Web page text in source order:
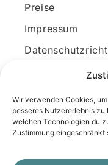
Wir verwenden Cookies,
besseres Nutzererlebnis
welchen Technologien du
Zustimmung eingeschränkt
Preise
Impressum
Kundenkonto
Unsere
E-Mail: